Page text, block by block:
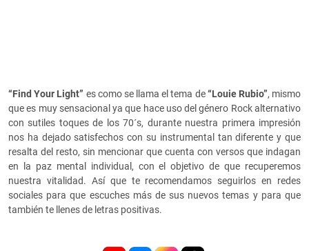
“Find Your Light” es como se llama el tema de“Louie Rubio”, mismo
que es muy sensacional ya que hace uso del género Rock alternativo
con sutiles toques de los 70´s, durante nuestra primera impresión
nos ha dejado satisfechos con su instrumental tan diferente y que
resalta del resto, sin mencionar que cuenta con versos que indagan
en la paz mental individual, con el objetivo de que recuperemos
nuestra vitalidad. Así que te recomendamos seguirlos en redes
sociales para que escuches más de sus nuevos temas y para que
también te llenes de letras positivas.